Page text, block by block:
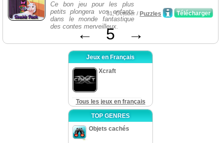
Ce bon jeu pour les plus
petits plongera vos enfants
dans le monde fantastique
des contes merveilleux.
Télécharger
31, October / Puzzles
← 5 →
Jeux en Français
Xcraft
Tous les jeux en français
TOP GENRES
Objets cachés